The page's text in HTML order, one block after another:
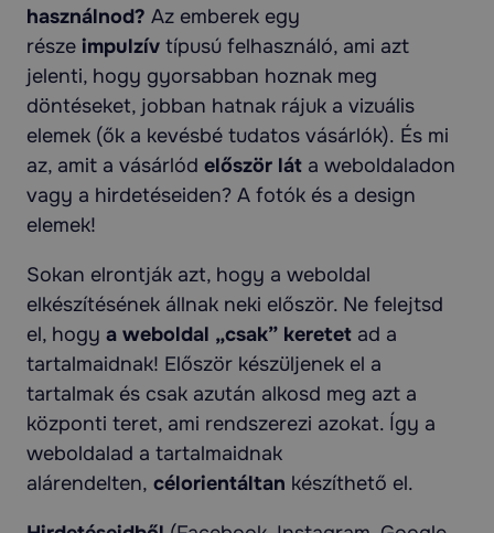
használnod? Az emberek egy
része impulzív típusú felhasználó, ami azt
jelenti, hogy gyorsabban hoznak meg
döntéseket, jobban hatnak rájuk a vizuális
elemek (ők a kevésbé tudatos vásárlók). És mi
az, amit a vásárlód először lát a weboldaladon
vagy a hirdetéseiden? A fotók és a design
elemek!
Sokan elrontják azt, hogy a weboldal
elkészítésének állnak neki először. Ne felejtsd
el, hogy a weboldal „csak” keretet ad a
tartalmaidnak! Először készüljenek el a
tartalmak és csak azután alkosd meg azt a
központi teret, ami rendszerezi azokat. Így a
weboldalad a tartalmaidnak
alárendelten, célorientáltan készíthető el.